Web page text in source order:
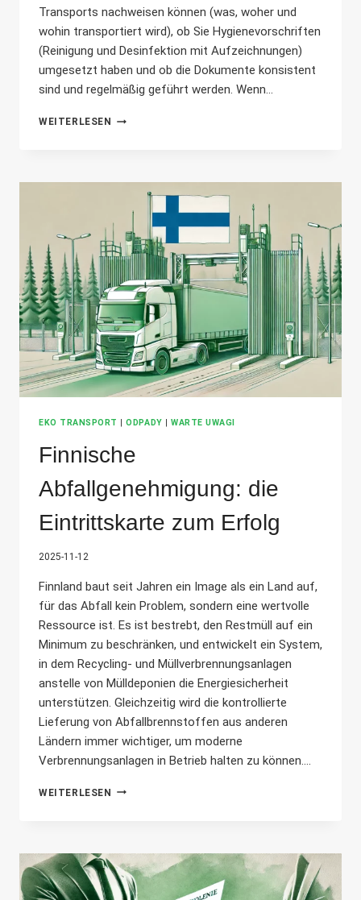
Transports nachweisen können (was, woher und
wohin transportiert wird), ob Sie Hygienevorschriften
(Reinigung und Desinfektion mit Aufzeichnungen)
umgesetzt haben und ob die Dokumente konsistent
sind und regelmäßig geführt werden. Wenn...
WEITERLESEN
VETERINÄRNUMMER
DOKUMENTE
KONTROLLE
EKO TRANSPORT |ODPADY |WARTE UWAGI
Finnische
Abfallgenehmigung: die
Eintrittskarte zum Erfolg
2025-11-12
Finnland baut seit Jahren ein Image als ein Land auf,
für das Abfall kein Problem, sondern eine wertvolle
Ressource ist. Es ist bestrebt, den Restmüll auf ein
Minimum zu beschränken, und entwickelt ein System,
in dem Recycling- und Müllverbrennungsanlagen
anstelle von Mülldeponien die Energiesicherheit
unterstützen. Gleichzeitig wird die kontrollierte
Lieferung von Abfallbrennstoffen aus anderen
Ländern immer wichtiger, um moderne
Verbrennungsanlagen in Betrieb halten zu können....
WEITERLESEN FINNISCHE
ERFOLG